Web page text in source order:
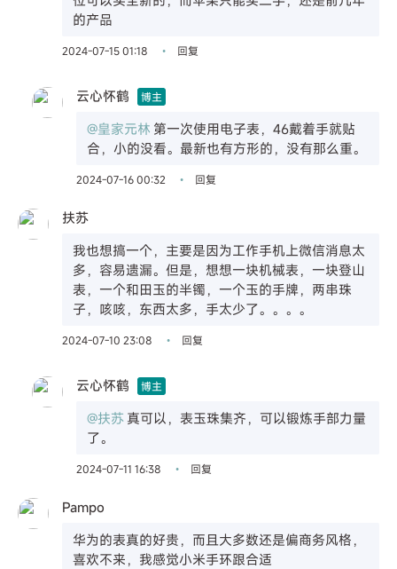
的产品
2024-07-15 01:18 • 回复
云心怀鹤 博主
@皇家元林 第一次使用电子表，46戴着手就贴
合，小的没看。最新也有方形的，没有那么重。
2024-07-16 00:32 • 回复
扶苏
我也想搞一个，主要是因为工作手机上微信消息太
多，容易遗漏。但是，想想一块机械表，一块登山
表，一个和田玉的半镯，一个玉的手牌，两串珠
子，咳咳，东西太多，手太少了。。。。
2024-07-10 23:08 • 回复
云心怀鹤 博主
@扶苏 真可以，表玉珠集齐，可以锻炼手部力量
了。
2024-07-11 16:38 • 回复
Pampo
华为的表真的好贵，而且大多数还是偏商务风格，
喜欢不来，我感觉小米手环跟合适